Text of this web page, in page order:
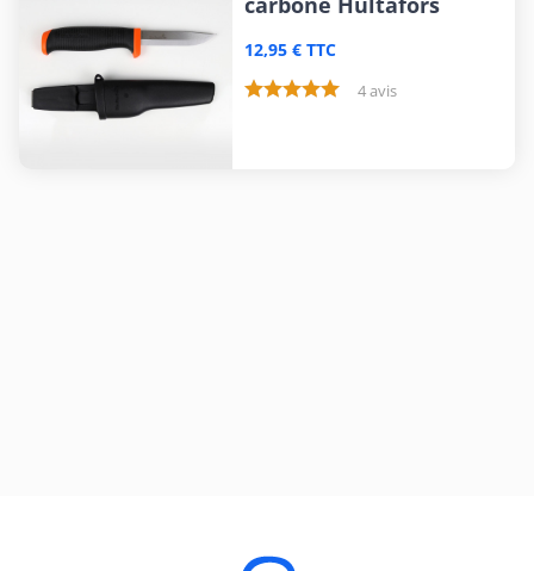
12,95 € TTC
4 avis